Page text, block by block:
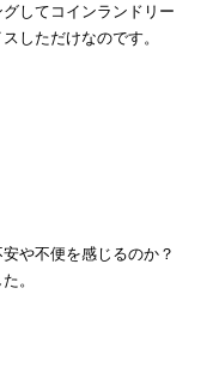
してコインランドリー
しただけなのです。
や不便を感じるのか？
。